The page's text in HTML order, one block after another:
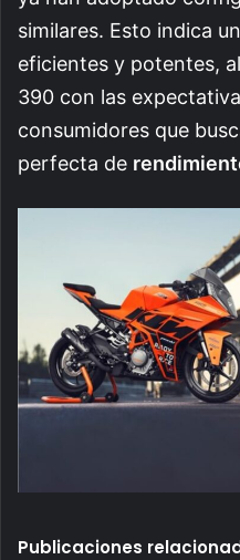
similares. Esto indica
eficientes y potentes,
390 con las
consumidores que
perfecta de
Publicaciones